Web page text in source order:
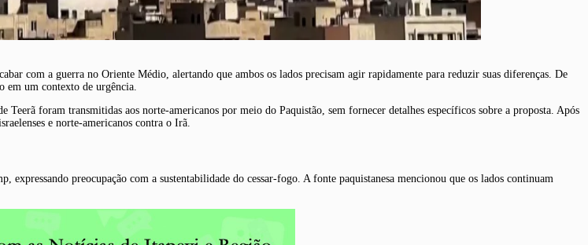
com a guerra no Oriente Médio, alertando que ambos os lados precisam agir rapidamente para reduzir suas diferenças. De
em um contexto de urgência.
foram transmitidas aos norte-americanos por meio do Paquistão, sem fornecer detalhes específicos sobre a proposta. Após
e norte-americanos contra o Irã.
preocupação com a sustentabilidade do cessar-fogo. A fonte paquistanesa mencionou que os lados continuam